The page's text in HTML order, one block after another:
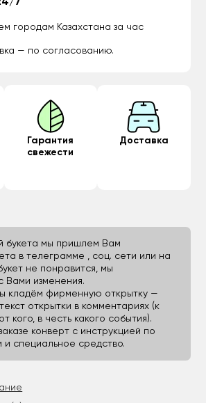
городам Казахстана за час
— по согласованию.
Гарантия
свежести
Доставка
букета мы пришлем Вам
в телеграмме , соц. сети или на
не понравится, мы
Вами изменения.
кладём фирменную открытку —
открытки в комментариях (к
кого, в честь какого события).
конверт с инструкцией по
и специальное средство.